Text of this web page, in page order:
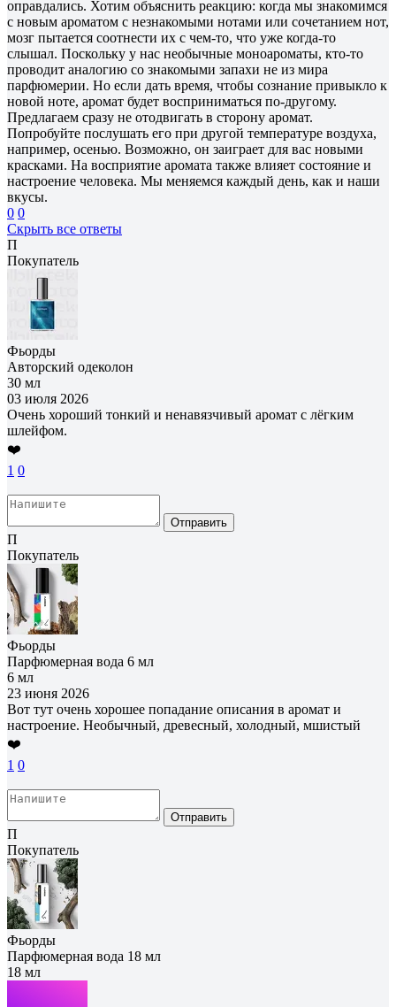
оправдались. Хотим объяснить реакцию: когда мы знакомимся
с новым ароматом с незнакомыми нотами или сочетанием нот,
мозг пытается соотнести их с чем-то, что уже когда-то
слышал. Поскольку у нас необычные моноароматы, кто-то
проводит аналогию со знакомыми запахи не из мира
парфюмерии. Но если дать время, чтобы сознание привыкло к
новой ноте, аромат будет восприниматься по-другому.
Предлагаем сразу не отодвигать в сторону аромат.
Попробуйте послушать его при другой температуре воздуха,
например, осенью. Возможно, он заиграет для вас новыми
красками. На восприятие аромата также влияет состояние и
настроение человека. Мы меняемся каждый день, как и наши
вкусы.
0 0
Скрыть все ответы
П
Покупатель
Фьорды
Авторский одеколон
30 мл
03 июля 2026
Очень хороший тонкий и ненавязчивый аромат с лёгким
шлейфом.
❤️
1 0
Отправить
П
Покупатель
Фьорды
Парфюмерная вода 6 мл
6 мл
23 июня 2026
Вот тут очень хорошее попадание описания в аромат и
настроение. Необычный, древесный, холодный, мшистый
❤️
1 0
Отправить
П
Покупатель
Фьорды
Парфюмерная вода 18 мл
18 мл